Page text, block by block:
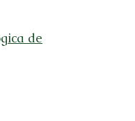
de